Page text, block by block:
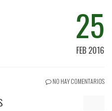
25
FEB 2016
NO HAY COMENTARIOS